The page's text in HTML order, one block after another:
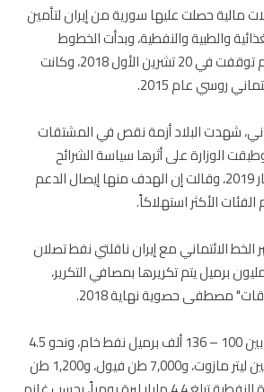
حصلت عليها سورية من إيران لتأمين
والطبية والنفطية، وبدأت الخطوط
الائتمانية مطلع 2013، ثم توقفت في 20 تشرين الأول 2018، وكانت
عام 2015.
البلاد أزمة نقص في المشتقات
على أثرها سياسة الشرائح
السعرية للبنزين مطلع أيار 2019، وقالت إن الهدف منها إيصال الدعم
استهلاكاً.
مع إيران ناقلتي نفط تصلان
يتم تكريرها بمصافي التكرير،
حصوية نهاية 2018.
وتحتاج سورية يومياً لما بين 100 – 136 ألف برميل نفط خام، ونحو 4.5
مليون ليتر بنزين، و6 ملايين ليتر مازوت، و7,000 طن فيول، و1,200 طن